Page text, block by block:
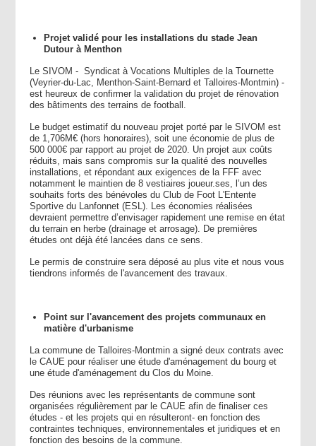
Projet validé pour les installations du stade Jean
Dutour à Menthon
Le SIVOM - Syndicat à Vocations Multiples de la Tournette
(Veyrier-du-Lac, Menthon-Saint-Bernard et Talloires-Montmin) -
est heureux de confirmer la validation du projet de rénovation
des bâtiments des terrains de football.
Le budget estimatif du nouveau projet porté par le SIVOM est
de 1,706M€ (hors honoraires), soit une économie de plus de
500 000€ par rapport au projet de 2020. Un projet aux coûts
réduits, mais sans compromis sur la qualité des nouvelles
installations, et répondant aux exigences de la FFF avec
notamment le maintien de 8 vestiaires joueur.ses, l’un des
souhaits forts des bénévoles du Club de Foot L'Entente
Sportive du Lanfonnet (ESL). Les économies réalisées
devraient permettre d’envisager rapidement une remise en état
du terrain en herbe (drainage et arrosage). De premières
études ont déjà été lancées dans ce sens.
Le permis de construire sera déposé au plus vite et nous vous
tiendrons informés de l'avancement des travaux.
Point sur l'avancement des projets communaux en
matière d'urbanisme
La commune de Talloires-Montmin a signé deux contrats avec
le CAUE pour réaliser une étude d'aménagement du bourg et
une étude d'aménagement du Clos du Moine.
Des réunions avec les représentants de commune sont
organisées régulièrement par le CAUE afin de finaliser ces
études - et les projets qui en résulteront- en fonction des
contraintes techniques, environnementales et juridiques et en
fonction des besoins de la commune.